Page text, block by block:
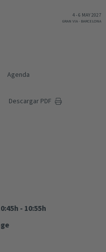
4-6 MAY 2027
GRAN VIA- BARCELONA
Agenda
Descargar PDF
- 10:55h